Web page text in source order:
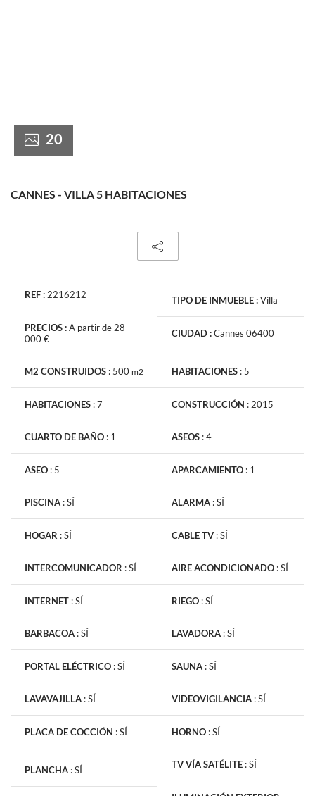
20
CANNES - VILLA 5 HABITACIONES
REF :2216212
PRECIOS :A partir de 28
000 €
TIPO DE INMUEBLE :Villa
CIUDAD :Cannes 06400
M2 CONSTRUIDOS : 500 m2
HABITACIONES :7
HABITACIONES : 5
CONSTRUCCIÓN :2015
CUARTO DE BAÑO : 1
ASEO : 5
ASEOS :4
APARCAMIENTO : 1
PISCINA :SÍ
HOGAR :SÍ
ALARMA :SÍ
CABLE TV :SÍ
INTERCOMUNICADOR :SÍ
INTERNET :SÍ
AIRE ACONDICIONADO :SÍ
RIEGO :SÍ
BARBACOA :SÍ
PORTAL ELÉCTRICO :SÍ
LAVADORA :SÍ
SAUNA :SÍ
LAVAVAJILLA :SÍ
PLACA DE COCCIÓN :SÍ
VIDEOVIGILANCIA :SÍ
HORNO :SÍ
PLANCHA :SÍ TV VÍA SATÉLITE :SÍ
France +(33)
La información recabada es necesaria para la tramitación de su
vinculo. En todo momento dispone de un derecho de acceso, de
modificación, de rectificación y supresión.